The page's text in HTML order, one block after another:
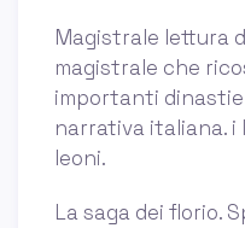
Magistrale lettura
magistrale che
importanti
narrativa italiana. i
leoni.
La saga dei florio.